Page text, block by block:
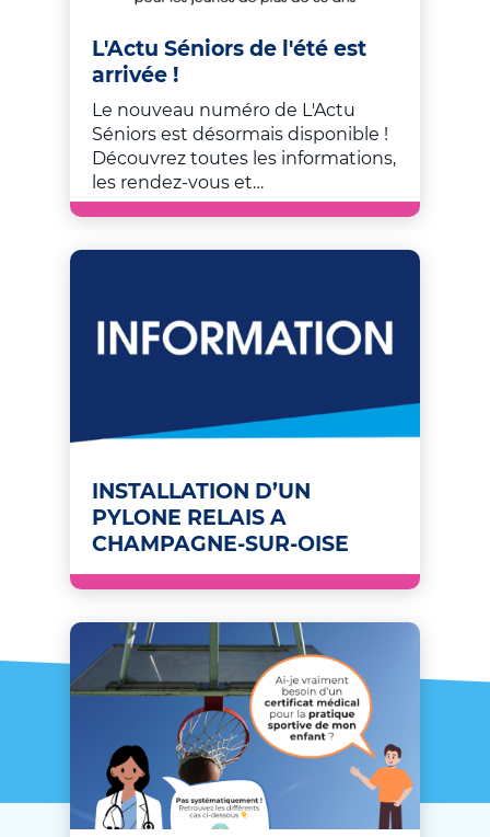
L'Actu Séniors de l'été est
arrivée !
Le nouveau numéro de L'Actu
Séniors est désormais disponible !
Découvrez toutes les informations,
les rendez-vous et…
INSTALLATION D’UN
PYLONE RELAIS A
CHAMPAGNE-SUR-OISE